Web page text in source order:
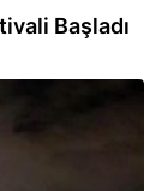
Başladı